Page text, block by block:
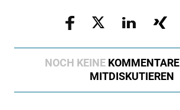
NOCH KEINE
MITDISKUTIEREN